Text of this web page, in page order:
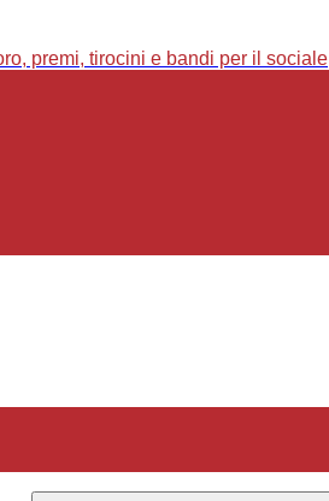
premi, tirocini e bandi per il sociale